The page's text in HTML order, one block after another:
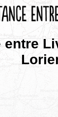
entre